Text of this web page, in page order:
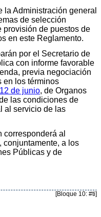
la Administración general
de selección
provisión de puestos de
en este Reglamento.
por el Secretario de
con informe favorable
previa negociación
en los términos
de junio, de Organos
las condiciones de
al servicio de las
al
conjuntamente, a los
Públicas y de
[Bloque 10: #ti]